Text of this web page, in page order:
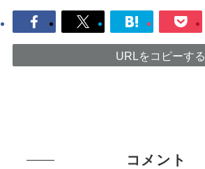
URLをコピーする
コメント